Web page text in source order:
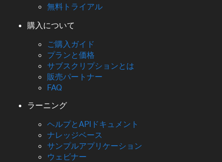
無料トライアル
購入について
ご購入ガイド
プランと価格
サブスクリプションとは
販売パートナー
FAQ
ラーニング
ヘルプとAPIドキュメント
ナレッジベース
サンプルアプリケーション
ウェビナー